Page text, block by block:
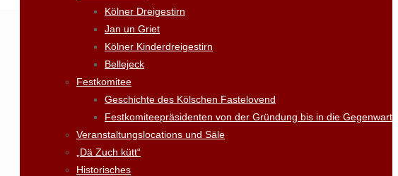
Kölner Dreigestirn
Jan un Griet
Kölner Kinderdreigestirn
Bellejeck
Festkomitee
Geschichte des Kölschen Fastelovend
Festkomiteepräsidenten von der Gründung bis in die Gegenwart
Veranstaltungslocations und Säle
„Dä Zuch kütt“
Historisches